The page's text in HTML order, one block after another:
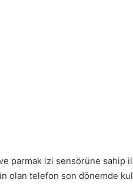
parmak izi sensörüne sahip
olan telefon son dönemde